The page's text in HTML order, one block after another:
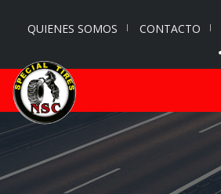
QUIENES SOMOS CONTACTO